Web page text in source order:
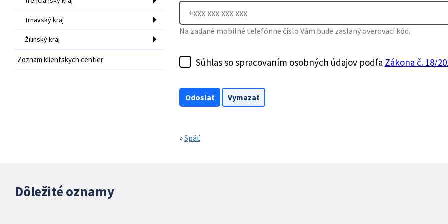
Trnavský kraj
Žilinský kraj
Zoznam klientskych centier
Na zadané mobilné telefónne číslo Vám bude zaslaný overovací kód.
Súhlas so spracovaním osobných údajov podľa Zákona č. 18/
»Späť
Dôležité oznamy